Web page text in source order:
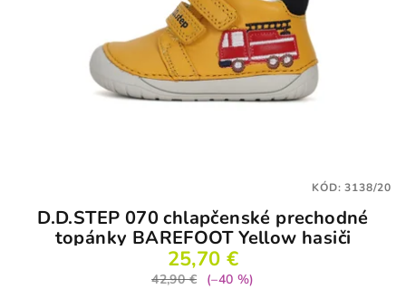
D.D.STEP 070 chlapčenské prechodné
topánky BAREFOOT Yellow hasiči
25,70 €
42,90 €
(–40 %)
KÓD:3138/20